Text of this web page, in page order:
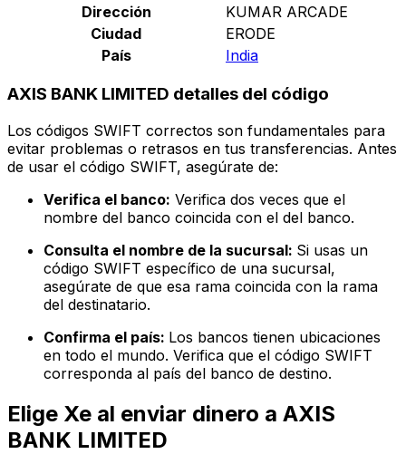
Dirección
KUMAR ARCADE
Ciudad
ERODE
País
India
AXIS BANK LIMITED detalles del código
Los códigos SWIFT correctos son fundamentales para
evitar problemas o retrasos en tus transferencias. Antes
de usar el código SWIFT, asegúrate de:
Verifica el banco: Verifica dos veces que el
nombre del banco coincida con el del banco.
Consulta el nombre de la sucursal: Si usas un
código SWIFT específico de una sucursal,
asegúrate de que esa rama coincida con la rama
del destinatario.
Confirma el país: Los bancos tienen ubicaciones
en todo el mundo. Verifica que el código SWIFT
corresponda al país del banco de destino.
Elige Xe al enviar dinero a AXIS
BANK LIMITED